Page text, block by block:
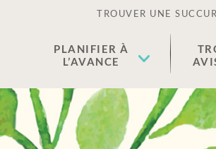
TROUVER UNE
PLANIFIER À
L’AVANCE